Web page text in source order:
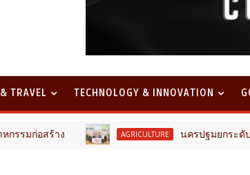
TRAVEL TECHNOLOGY & INNOVATION
AGRICULTURE นครปฐมยกระดับ "กล้วยไม้-สินค้าเ